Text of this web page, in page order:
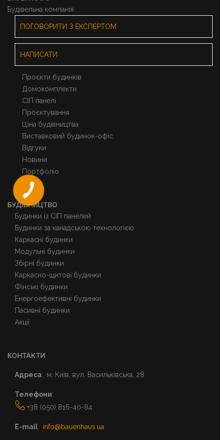
Будівельна компанія
ПОГОВОРИТИ З ЕКСПЕРТОМ
НАПИСАТИ
Проєкти будинків
Домокомплекти
СІП панелі
Проєктування
Ціна будівництва
Виставковий будинок-офіс
Відгуки
Новини
Портфоліо
БУДІВНИЦТВО
Будинки із СІП панелей
Будинки за канадською технологією
Каркасні будинки
Модульні будинки
Збірні будинки
Каркасно-щитові будинки
Фінські будинки
Енергоефективні будинки
Пасивні будинки
Акції
КОНТАКТИ
Адреса м. Київ, вул. Васильківська, 28
Телефони
+38 (050) 816-40-84
E-mail info@bauenhaus.ua